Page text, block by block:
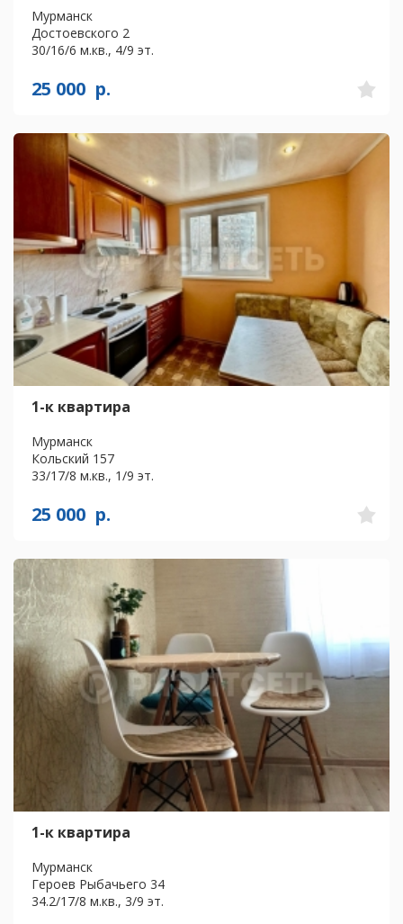
Мурманск
Достоевского 2
30/16/6 м.кв., 4/9 эт.
25 000 р.
1-к квартира
Мурманск
Кольский 157
33/17/8 м.кв., 1/9 эт.
25 000 р.
1-к квартира
Мурманск
Героев Рыбачьего 34
34.2/17/8 м.кв., 3/9 эт.